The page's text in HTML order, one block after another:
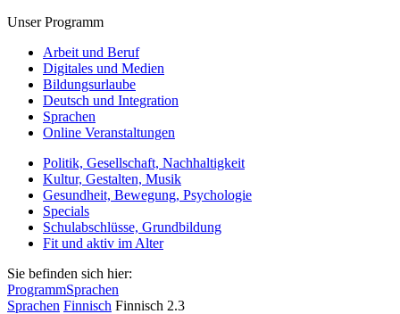
Unser Programm
Arbeit und Beruf
Digitales und Medien
Bildungsurlaube
Deutsch und Integration
Sprachen
Online Veranstaltungen
Politik, Gesellschaft, Nachhaltigkeit
Kultur, Gestalten, Musik
Gesundheit, Bewegung, Psychologie
Specials
Schulabschlüsse, Grundbildung
Fit und aktiv im Alter
Sie befinden sich hier:
ProgrammSprachen
Sprachen Finnisch Finnisch 2.3